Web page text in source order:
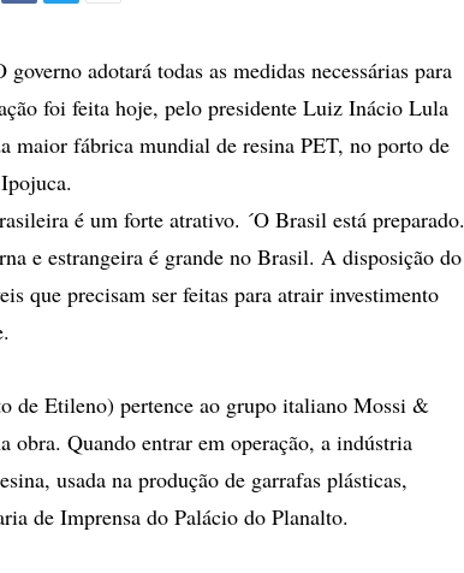
compartilhamento
adotará todas as medidas necessárias para
foi feita hoje, pelo presidente Luiz Inácio Lula
maior fábrica mundial de resina PET, no porto de
é um forte atrativo. ´O Brasil está preparado.
e estrangeira é grande no Brasil. A disposição do
que precisam ser feitas para atrair investimento
de Etileno) pertence ao grupo italiano Mossi &
Quando entrar em operação, a indústria
usada na produção de garrafas plásticas,
de Imprensa do Palácio do Planalto.